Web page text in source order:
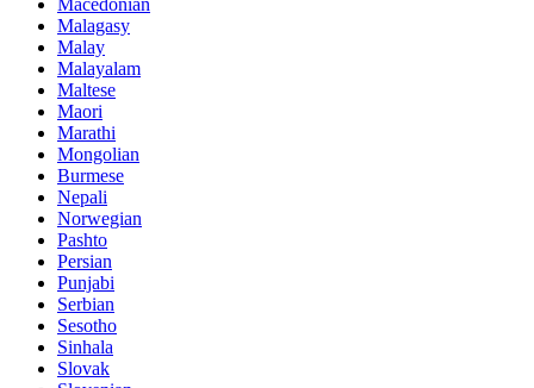
Macedonian
Malagasy
Malay
Malayalam
Maltese
Maori
Marathi
Mongolian
Burmese
Nepali
Norwegian
Pashto
Persian
Punjabi
Serbian
Sesotho
Sinhala
Slovak